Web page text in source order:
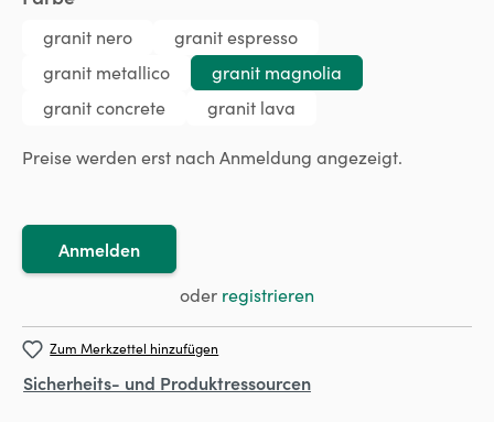
granit nero
granit espresso
granit metallico
granit magnolia
granit concrete
granit lava
Preise werden erst nach Anmeldung angezeigt.
Anmelden
oder registrieren
Zum Merkzettel hinzufügen
Sicherheits- und Produktressourcen